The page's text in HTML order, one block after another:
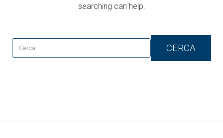
searching can help.
CERCA